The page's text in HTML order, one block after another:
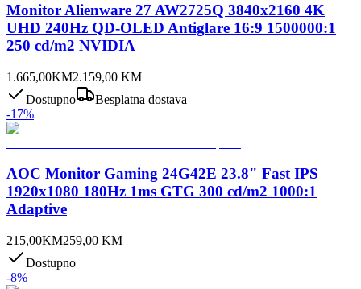
Monitor Alienware 27 AW2725Q 3840x2160 4K
UHD 240Hz QD-OLED Antiglare 16:9 1500000:1
250 cd/m2 NVIDIA
1.665,00KM2.159,00 KM
Dostupno
Besplatna dostava
-17%
AOC Monitor Gaming 24G42E 23.8" Fast IPS
1920x1080 180Hz 1ms GTG 300 cd/m2 1000:1
Adaptive
215,00KM259,00 KM
Dostupno
-8%